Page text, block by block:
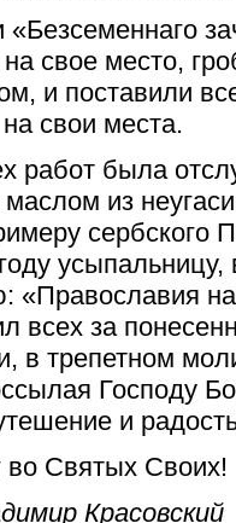
«Безсеменнаго
свое место,
и поставили
свои места.
работ была
из
сербского
«Православия
всех за
в трепетном
Господу
и
во Святых
Красовский